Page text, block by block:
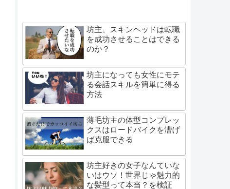
坊主、スキンヘッドは転職
を成功させることはできる
のか？
坊主になっても女性にモテ
る会話スキルを簡単に得る
方法
薄毛坊主の体型コンプレッ
クスはロードバイクを漕げ
ば克服できる
坊主好きの女子なんていな
いはウソ！世界じゃ魅力的
な髪型って本当？を検証